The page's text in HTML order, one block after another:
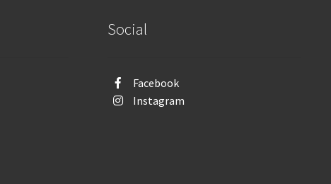
Social
Facebook
Instagram